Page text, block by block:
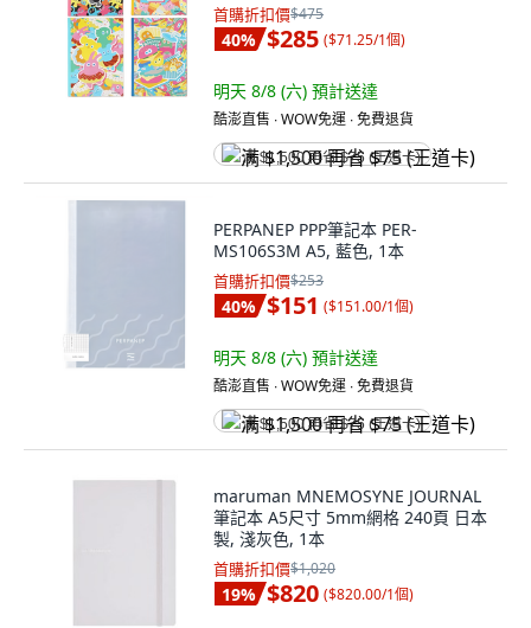
首購折扣價$475
40% $285 ($71.25/1個)
明天 8/8 (六) 預計送達
酷澎直售 ∙ WOW免運 ∙ 免費退貨
满 $1,500 再省 $75 (王道卡)
PERPANEP PPP筆記本 PER-
MS106S3M A5, 藍色, 1本
首購折扣價$253
40% $151 ($151.00/1個)
明天 8/8 (六) 預計送達
酷澎直售 ∙ WOW免運 ∙ 免費退貨
满 $1,500 再省 $75 (王道卡)
maruman MNEMOSYNE JOURNAL
筆記本 A5尺寸 5mm網格 240頁 日本
製, 淺灰色, 1本
首購折扣價$1,020
19% $820 ($820.00/1個)